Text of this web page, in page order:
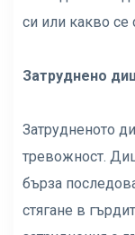
си или какво се
Затруднено
Затрудненото
тревожност.
бърза
стягане в